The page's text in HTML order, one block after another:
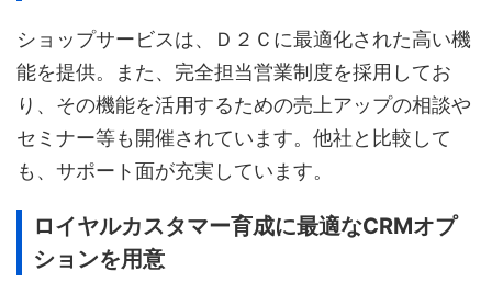
ショップサービスは、Ｄ２Ｃに最適化された高い機
能を提供。また、完全担当営業制度を採用してお
り、その機能を活用するための売上アップの相談や
セミナー等も開催されています。他社と比較して
も、サポート面が充実しています。
ロイヤルカスタマー育成に最適なCRMオプ
ションを用意